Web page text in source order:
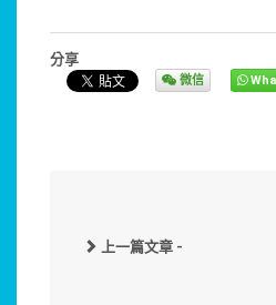
分享
微信
上一篇文章 -